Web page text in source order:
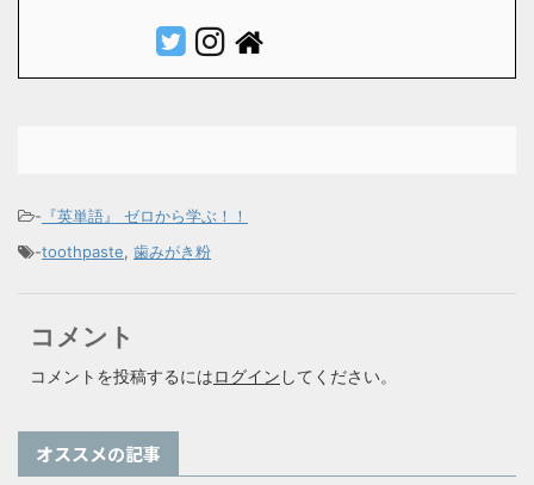
- 『英単語』 ゼロから学ぶ！！
-toothpaste, 歯みがき粉
コメント
コメントを投稿するにはログイン してください。
オススメの記事